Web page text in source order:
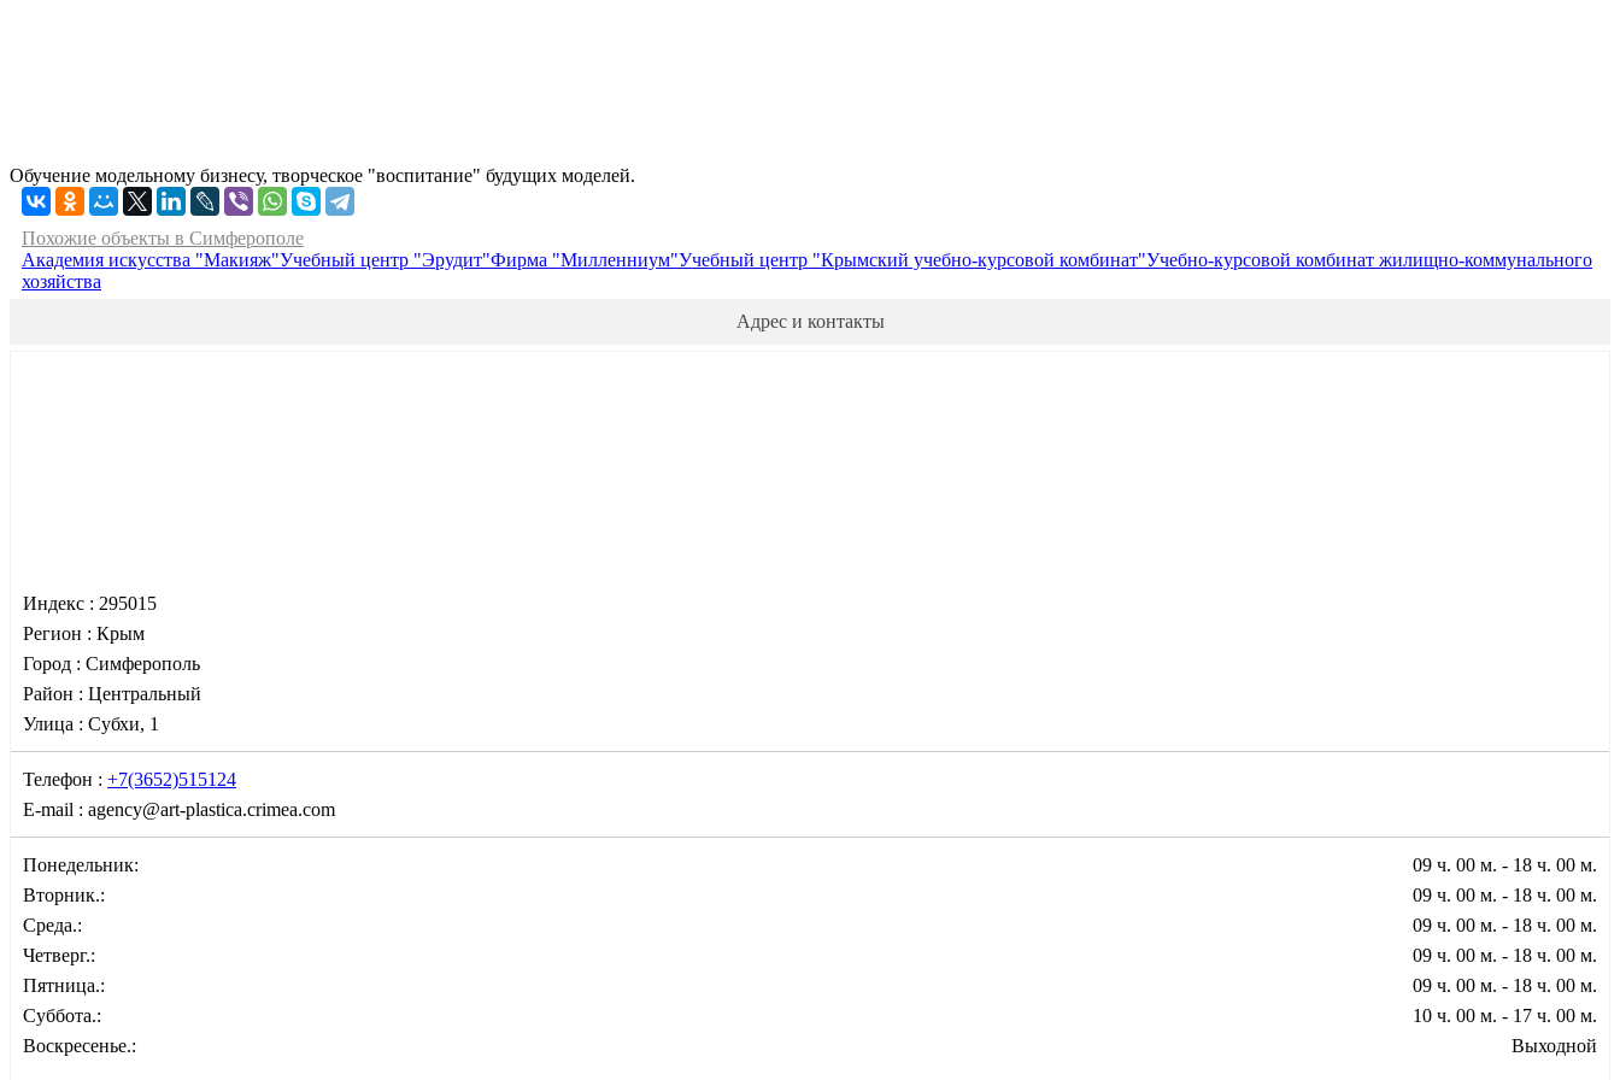
Обучение модельному бизнесу, творческое "воспитание" будущих моделей.
Похожие объекты в Симферополе
Академия искусства "Макияж"Учебный центр "Эрудит"Фирма "Милленниум"Учебный центр "Крымский учебно-курсовой комбинат"Учебно-курсовой комбинат жилищно-коммунального
хозяйства
Адрес и контакты
Индекс : 295015
Регион : Крым
Город : Симферополь
Район : Центральный
Улица : Субхи, 1
Телефон : +7(3652)515124
E-mail : agency@art-plastica.crimea.com
Понедельник:
09 ч. 00 м. - 18 ч. 00 м.
Вторник.:
09 ч. 00 м. - 18 ч. 00 м.
Среда.:
09 ч. 00 м. - 18 ч. 00 м.
Четверг.:
09 ч. 00 м. - 18 ч. 00 м.
Пятница.:
09 ч. 00 м. - 18 ч. 00 м.
Суббота.:
10 ч. 00 м. - 17 ч. 00 м.
Воскресенье.:
Выходной